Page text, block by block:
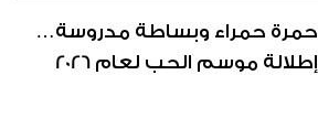
حمرة حمراء وبساطة مدروسة…
إطلالة موسم الحب لعام 2026